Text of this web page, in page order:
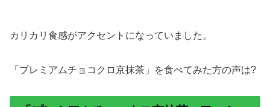
カリカリ食感がアクセントになっていました。
「プレミアムチョコクロ京抹茶」を食べてみた方の声は?